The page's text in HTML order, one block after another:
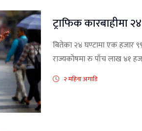
ट्राफिक कारबाहीमा
बितेका २४ घण्टामा एक हजार
राज्यकोषमा रु पाँच लाख ४१
२ महिना अगाडि